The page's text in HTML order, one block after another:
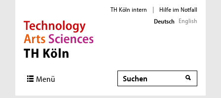
Direkt zur Hauptnavigation
Direkt zur Subnavigation
Direkt zum Inhalt
Direkt zum Fußbereich
TH Köln intern |
Hilfe im Notfall
Deutsch English
Menü Suche